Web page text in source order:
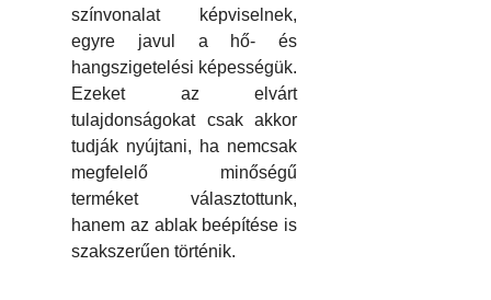
színvonalat képviselnek,
egyre javul a hő- és
hangszigetelési képességük.
Ezeket az elvárt
tulajdonságokat csak akkor
tudják nyújtani, ha nemcsak
megfelelő minőségű
terméket választottunk,
hanem az ablak beépítése is
szakszerűen történik.